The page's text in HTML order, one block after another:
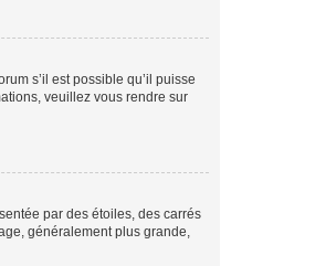
s’il est possible qu’il puisse
veuillez vous rendre sur
par des étoiles, des carrés
généralement plus grande,